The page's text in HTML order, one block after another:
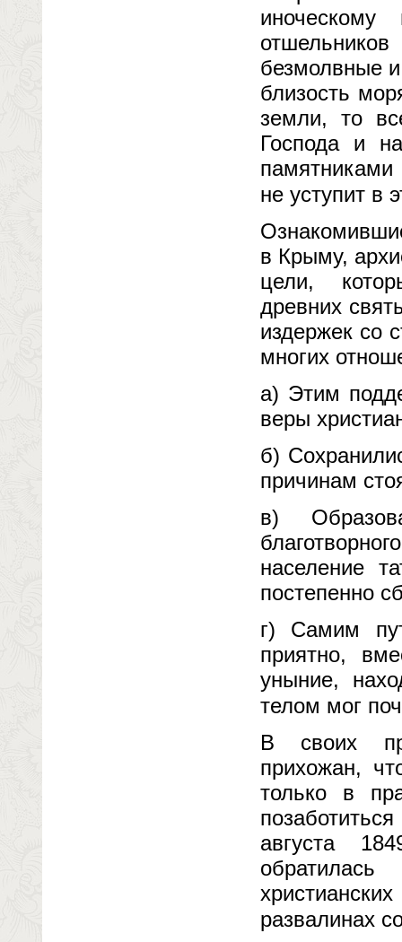
безмолвные
близость
земли, то
Господа и
не уступит в
в Крыму,
цели,
древних
издержек со
многих
а) Этим
веры
б)
причинам
в)
население
постепенно
г) Самим
приятно,
уныние,
телом мог
В своих
прихожан,
только в
августа
развалинах